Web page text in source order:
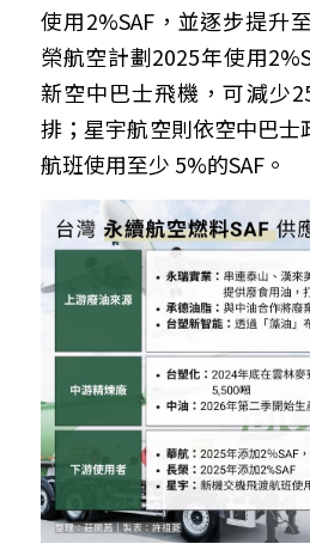
使用2%SAF，並逐步提升
榮航空計劃2025年使用
新空中巴士飛機，可減少
排；星宇航空則依空中巴士
航班使用至少 5%的SAF。